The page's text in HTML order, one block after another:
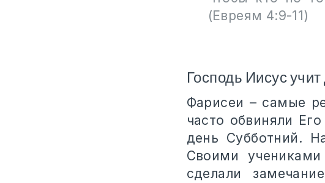
(Евреям 4:9-11)
Господь Иисус
Фарисеи – самые
часто обвиняли
день Субботний.
Своими
сделали